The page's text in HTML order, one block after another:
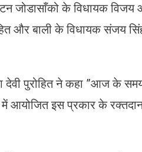
जोडासाँको के विधायक
और बाली के विधायक
पुरोहित ने कहा ​”आज के
में आयोजित इस प्रकार के